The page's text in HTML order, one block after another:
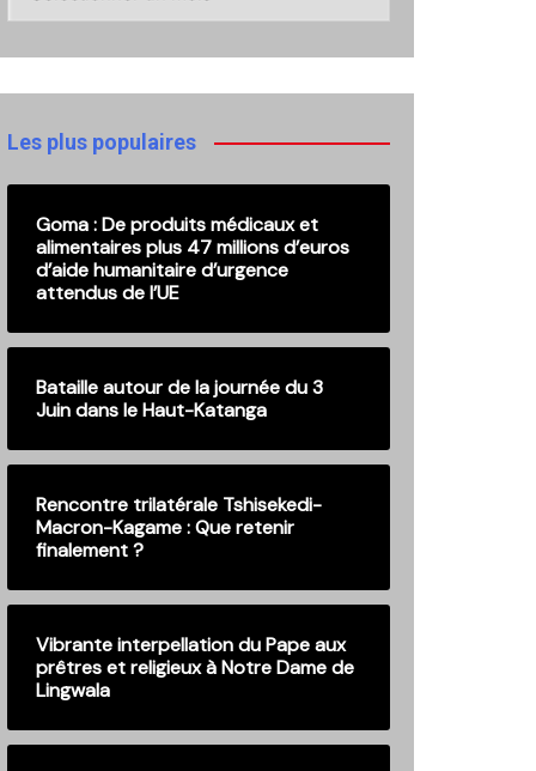
anciennes
publications
Les plus populaires
Goma : De produits médicaux et
alimentaires plus 47 millions d’euros
d’aide humanitaire d’urgence
attendus de l’UE
Bataille autour de la journée du 3
Juin dans le Haut-Katanga
Rencontre trilatérale Tshisekedi-
Macron-Kagame : Que retenir
finalement ?
Vibrante interpellation du Pape aux
prêtres et religieux à Notre Dame de
Lingwala